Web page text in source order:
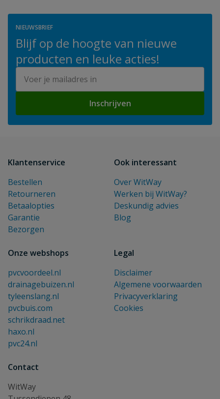
NIEUWSBRIEF
Blijf op de hoogte van nieuwe
producten en leuke acties!
Inschrijven
Klantenservice
Bestellen
Retourneren
Betaalopties
Garantie
Bezorgen
Ook interessant
Over WitWay
Werken bij WitWay?
Deskundig advies
Blog
Onze webshops
pvcvoordeel.nl
drainagebuizen.nl
tyleenslang.nl
pvcbuis.com
schrikdraad.net
haxo.nl
pvc24.nl
Legal
Disclaimer
Algemene voorwaarden
Privacyverklaring
Cookies
Contact
WitWay